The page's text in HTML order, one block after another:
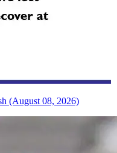
(August 08, 2026)